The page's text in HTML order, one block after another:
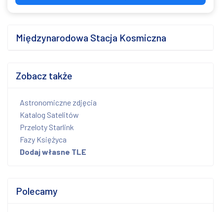
Międzynarodowa Stacja Kosmiczna
Zobacz także
Astronomiczne zdjęcia
Katalog Satelitów
Przeloty Starlink
Fazy Księżyca
Dodaj własne TLE
Polecamy